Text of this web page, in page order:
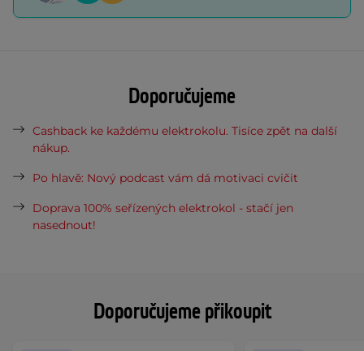
Doporučujeme přikoupit
Doporučujeme
Cashback ke každému elektrokolu. Tisíce zpět na další
nákup.
Po hlavě: Nový podcast vám dá motivaci cvičit
Doprava 100% seřízených elektrokol - stačí jen
nasednout!